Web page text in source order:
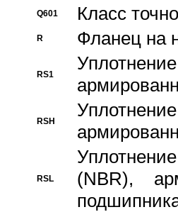
Q601 Класс
R Фланец на
RS1
RSH
RSL
(NBR),